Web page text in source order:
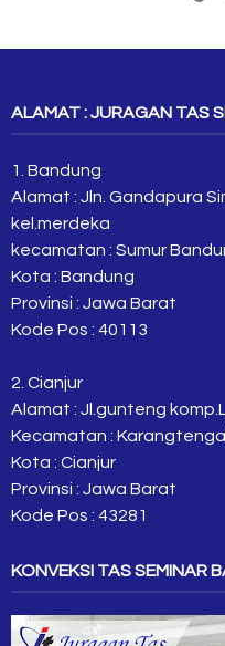
ALAMAT : JURAGAN TAS
1. Bandung
Alamat : Jln. Gandapura
kel.merdeka
kecamatan : Sumur
Kota : Bandung
Provinsi : Jawa Barat
Kode Pos : 40113
2. Cianjur
Alamat : Jl.gunteng
Kecamatan :
Kota : Cianjur
Provinsi : Jawa Barat
Kode Pos : 43281
KONVEKSI TAS SEMINAR